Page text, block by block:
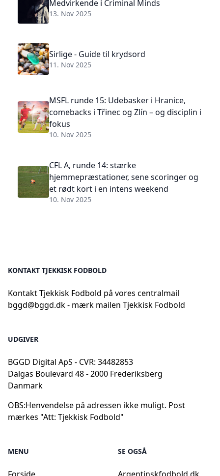
Medvirkende i Criminal Minds
13. Nov 2025
Sirlige - Guide til krydsord
11. Nov 2025
MSFL runde 15: Udebasker i Hranice,
comebacks i Třinec og Zlín – og disciplin i
fokus
10. Nov 2025
CFL A, runde 14: stærke
hjemmepræstationer, sene scoringer og
et rødt kort i en intens weekend
10. Nov 2025
KONTAKT TJEKKISK FODBOLD
Kontakt Tjekkisk Fodbold på vores centralmail
bggd@bggd.dk- mærk mailen Tjekkisk Fodbold
UDGIVER
BGGD Digital ApS - CVR: 34482853
Dalgas Boulevard 48 - 2000 Frederiksberg
Danmark
OBS:Henvendelse på adressen ikke muligt. Post
mærkes "Att: Tjekkisk Fodbold"
MENU SE OGSÅ